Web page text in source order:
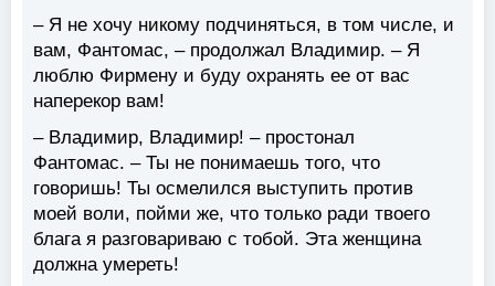
– Я не хочу никому подчиняться, в том числе, и
вам, Фантомас, – продолжал Владимир. – Я
люблю Фирмену и буду охранять ее от вас
наперекор вам!
– Владимир, Владимир! – простонал
Фантомас. – Ты не понимаешь того, что
говоришь! Ты осмелился выступить против
моей воли, пойми же, что только ради твоего
блага я разговариваю с тобой. Эта женщина
должна умереть!